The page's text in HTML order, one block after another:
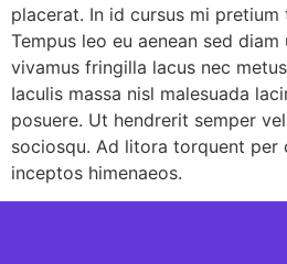
placerat. In id cursus mi pretium
Tempus leo eu aenean sed
vivamus fringilla lacus nec
Iaculis massa nisl malesuada
posuere. Ut hendrerit semper
sociosqu. Ad litora torquent per
inceptos himenaeos.